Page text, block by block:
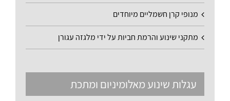
מנופי קרן חשמליים מיוחדים
מתקני שינוע והרמת חביות על ידי מלגזה עגורן
עגלות שינוע מאלומיניום ומתכת